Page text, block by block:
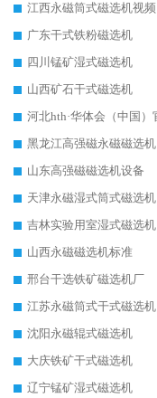
江西永磁筒式磁选机视频
广东干式铁粉磁选机
四川锰矿湿式磁选机
山西矿石干式磁选机
黑龙江高强磁永磁磁选机
山东高强磁磁选机设备
天津永磁湿式筒式磁选机
吉林实验用室湿式磁选机
山西永磁磁选机标准
邢台干选铁矿磁选机厂
江苏永磁筒式干式磁选机
沈阳永磁辊式磁选机
大庆铁矿干式磁选机
辽宁锰矿湿式磁选机